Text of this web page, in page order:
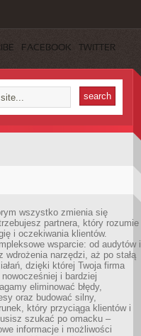
FACEBOOK TWITTER
wszystko zmienia się
partnera, który rozumie
i oczekiwania klientów.
wsparcie: od audytów i
wdrożenia narzędzi, aż po stałą
dzięki której Twoja firma
nowocześniej i bardziej
eliminować błędy,
oraz budować silny,
który przyciąga klientów i
szukać po omacku –
informacje i możliwości